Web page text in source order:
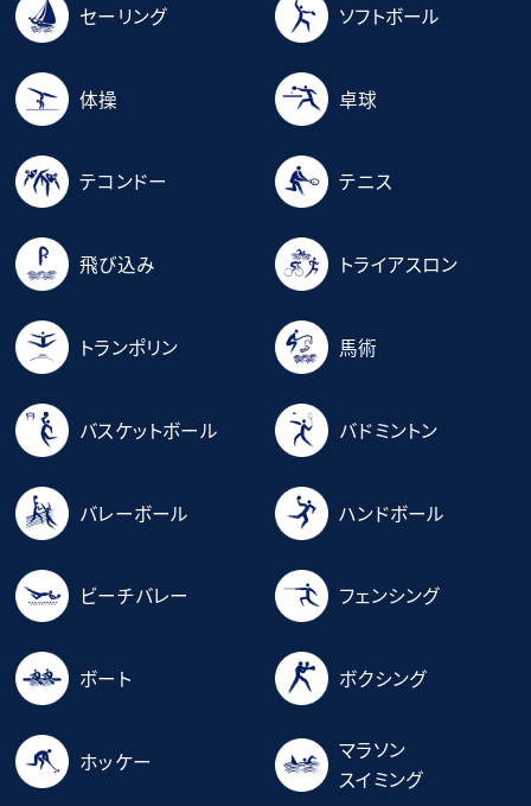
セーリング ソフトボール
体操 卓球
テコンドー テニス
飛び込み トライアスロン
トランポリン 馬術
バスケットボール バドミントン
バレーボール ハンドボール
ビーチバレー フェンシング
ボート ボクシング
ホッケー
マラソン
スイミング